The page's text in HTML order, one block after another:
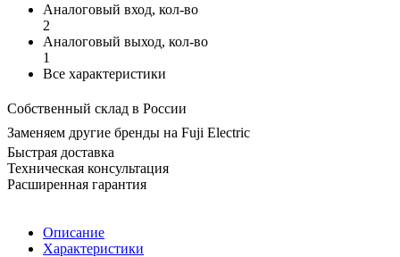
Аналоговый вход, кол-во
2
Аналоговый выход, кол-во
1
Все характеристики
Собственный склад в России
Заменяем другие бренды на Fuji Electric
Быстрая доставка
Техническая консультация
Расширенная гарантия
Описание
Характеристики